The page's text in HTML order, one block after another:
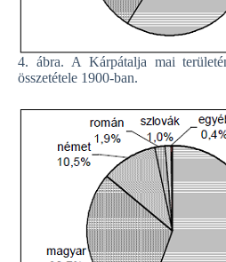
4. ábra. A Kárpátalja mai
összetétele 1900-ban.